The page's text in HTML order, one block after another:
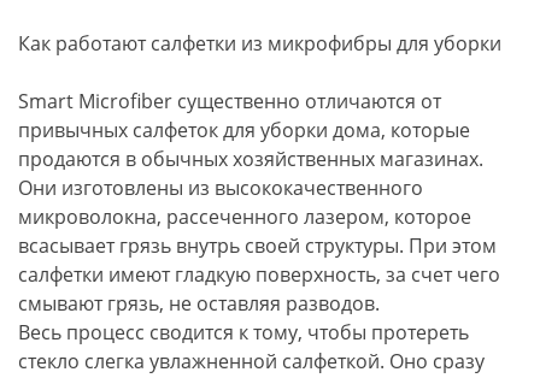
Как работают салфетки из микрофибры для уборки
Smart Microfiber существенно отличаются от
привычных салфеток для уборки дома, которые
продаются в обычных хозяйственных магазинах.
Они изготовлены из высококачественного
микроволокна, рассеченного лазером, которое
всасывает грязь внутрь своей структуры. При этом
салфетки имеют гладкую поверхность, за счет чего
смывают грязь, не оставляя разводов.
Весь процесс сводится к тому, чтобы протереть
стекло слегка увлажненной салфеткой. Оно сразу